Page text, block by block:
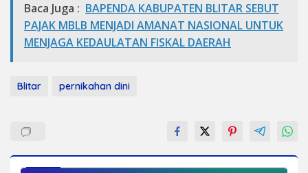
Baca Juga : BAPENDA KABUPATEN BLITAR SEBUT
PAJAK MBLB MENJADI AMANAT NASIONAL UNTUK
MENJAGA KEDAULATAN FISKAL DAERAH
Blitar pernikahan dini